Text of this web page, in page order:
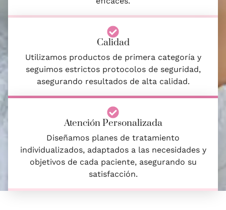
Calidad
Utilizamos productos de primera categoría y
seguimos estrictos protocolos de seguridad,
asegurando resultados de alta calidad.
Atención Personalizada
Diseñamos planes de tratamiento
individualizados, adaptados a las necesidades y
objetivos de cada paciente, asegurando su
satisfacción.